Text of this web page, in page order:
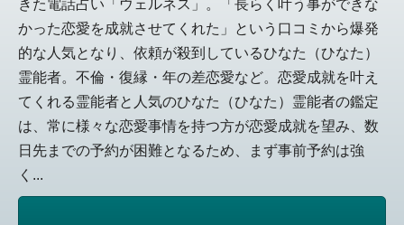
きた電話占い「ウェルネス」。「長らく叶う事ができな
かった恋愛を成就させてくれた」という口コミから爆発
的な人気となり、依頼が殺到しているひなた（ひなた）
霊能者。不倫・復縁・年の差恋愛など。恋愛成就を叶え
てくれる霊能者と人気のひなた（ひなた）霊能者の鑑定
は、常に様々な恋愛事情を持つ方が恋愛成就を望み、数
日先までの予約が困難となるため、まず事前予約は強
く...